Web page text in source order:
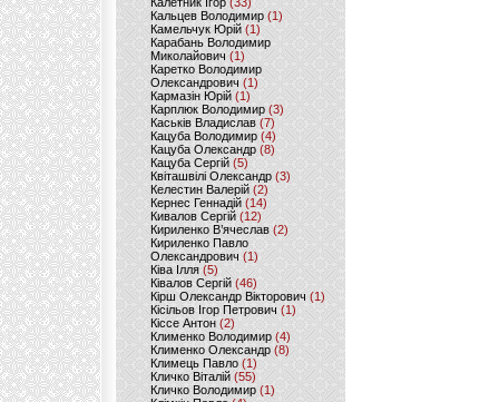
Кальцев Володимир(1)
Камельчук Юрій (1)
Карабань Володимир
Миколайович (1)
Каретко Володимир
Олександрович (1)
Кармазін Юрій(1)
Карплюк Володимир(3)
Каськів Владислав (7)
Кацуба Володимир (4)
Кацуба Олександр (8)
Кацуба Сергій (5)
Квіташвілі Олександр(3)
Келестин Валерій(2)
Кернес Геннадій (14)
Кивалов Сергій (12)
Кириленко В’ячеслав (2)
Кириленко Павло
Олександрович (1)
Ківа Ілля (5)
Ківалов Сергій(46)
Кірш Олександр Вікторович (1)
Кісільов Ігор Петрович (1)
Кіссе Антон (2)
Клименко Володимир(4)
Клименко Олександр (8)
Климець Павло (1)
Кличко Віталій(55)
Кличко Володимир (1)